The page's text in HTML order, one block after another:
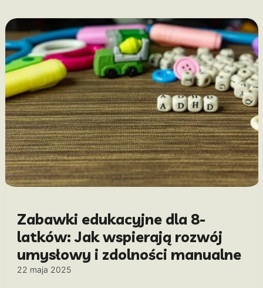
Zabawki edukacyjne dla 8-
latków: Jak wspierają rozwój
umysłowy i zdolności manualne
22 maja 2025